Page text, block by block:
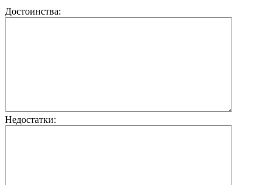
Достоинства:
Недостатки: